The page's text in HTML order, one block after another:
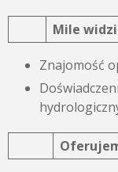
Mile
Znajomość